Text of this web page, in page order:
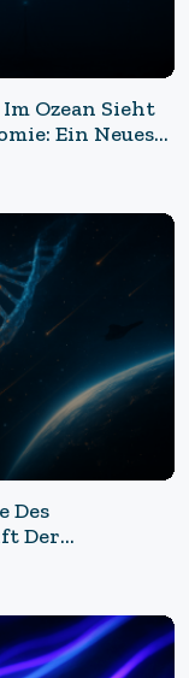
Ozean Sieht
Ein Neues
Des
Der
Ein Tag, An
Verändern